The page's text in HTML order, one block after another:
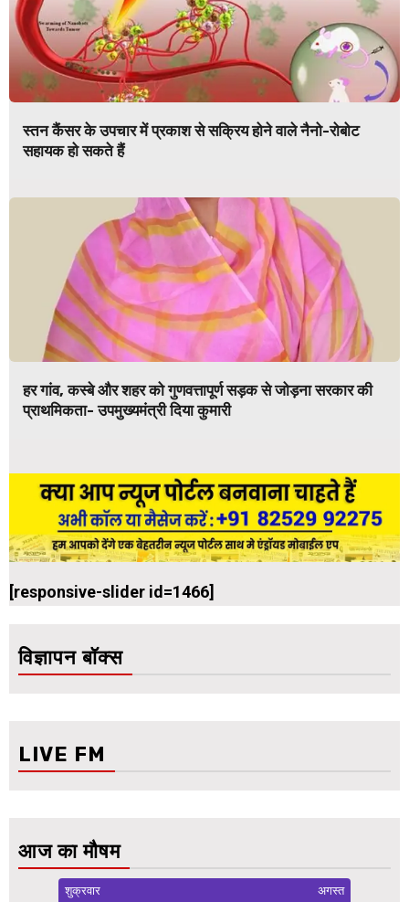
स्तन कैंसर के उपचार में प्रकाश से सक्रिय होने वाले नैनो-रोबोट
सहायक हो सकते हैं
हर गांव, कस्बे और शहर को गुणवत्तापूर्ण सड़क से जोड़ना सरकार की
प्राथमिकता- उपमुख्यमंत्री दिया कुमारी
[responsive-slider id=1466]
विज्ञापन बॉक्स
LIVE FM
आज का मौषम
शुक्रवार अगस्त